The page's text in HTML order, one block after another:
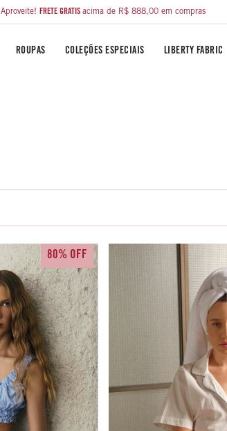
Aproveite! FRETE GRÁTIS acima de R$ 888,00 em compras
ROUPAS COLEÇÕES ESPECIAIS LIBERTY FABRIC
80% OFF